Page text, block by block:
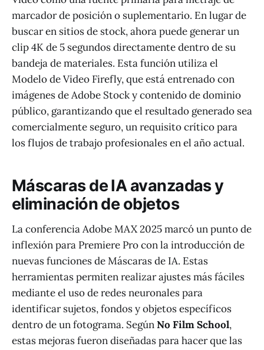
marcador de posición o suplementario. En lugar de
buscar en sitios de stock, ahora puede generar un
clip 4K de 5 segundos directamente dentro de su
bandeja de materiales. Esta función utiliza el
Modelo de Video Firefly, que está entrenado con
imágenes de Adobe Stock y contenido de dominio
público, garantizando que el resultado generado sea
comercialmente seguro, un requisito crítico para
los flujos de trabajo profesionales en el año actual.
Máscaras de IA avanzadas y
eliminación de objetos
La conferencia Adobe MAX 2025 marcó un punto de
inflexión para Premiere Pro con la introducción de
nuevas funciones de Máscaras de IA. Estas
herramientas permiten realizar ajustes más fáciles
mediante el uso de redes neuronales para
identificar sujetos, fondos y objetos específicos
dentro de un fotograma. SegúnNo Film School,
estas mejoras fueron diseñadas para hacer que las